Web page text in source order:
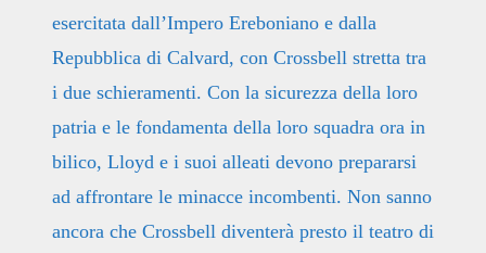
esercitata dall’Impero Ereboniano e dalla
Repubblica di Calvard, con Crossbell stretta tra
i due schieramenti. Con la sicurezza della loro
patria e le fondamenta della loro squadra ora in
bilico, Lloyd e i suoi alleati devono prepararsi
ad affrontare le minacce incombenti. Non sanno
ancora che Crossbell diventerà presto il teatro di